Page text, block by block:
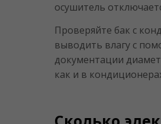
осушитель
Проверяйте бак с
выводить влагу с
документации
как и в